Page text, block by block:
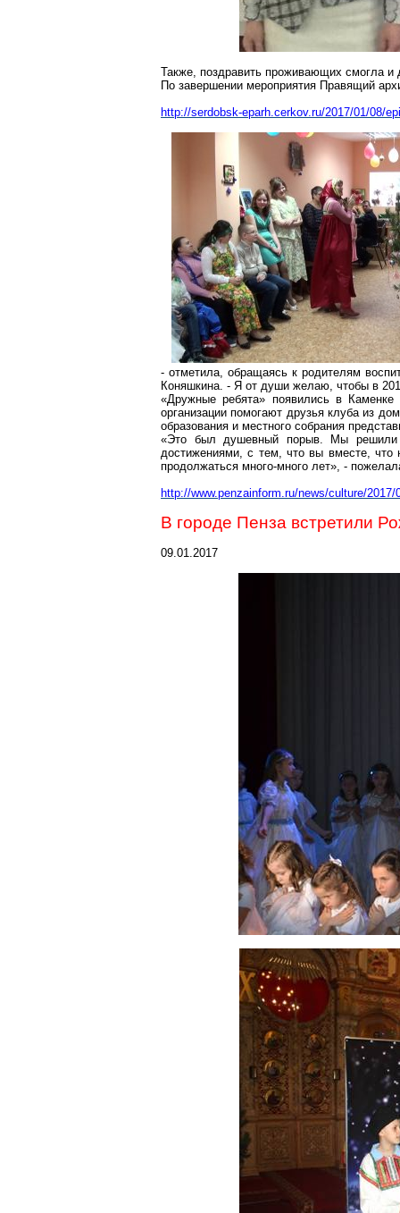
Также, поздравить проживающих смогла и
По завершении мероприятия Правящий
http://serdobsk-eparh.cerkov.ru/2017/01/08/
- отметила, обращаясь к родителям
Коняшкина. - Я от души желаю, чтобы в
«Дружные ребята» появились в
организации помогают друзья клуба из
образования и местного собрания
«Это был душевный порыв. Мы решили
достижениями, с тем, что вы вместе, что
продолжаться много-много лет», -
http://www.penzainform.ru/news/culture/
В городе Пенза встретили
09.01.2017